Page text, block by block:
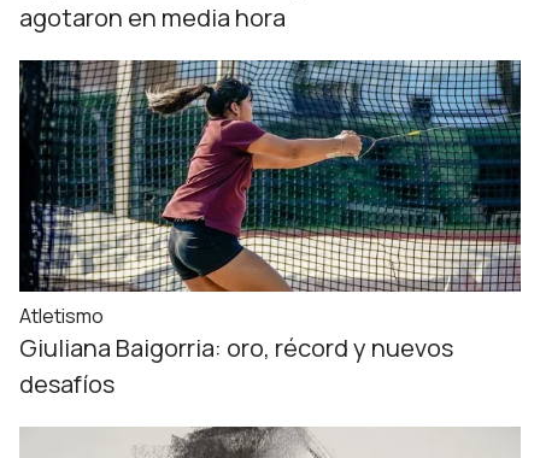
agotaron en media hora
Atletismo
Giuliana Baigorria: oro, récord y nuevos
desafíos